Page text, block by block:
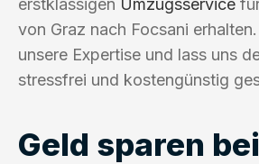
erstklassigen Umzugsservice
von Graz nach Focsani
unsere Expertise und lass uns
stressfrei und kostengünstig
Geld sparen